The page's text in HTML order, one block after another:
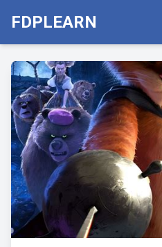
FDPLEARN